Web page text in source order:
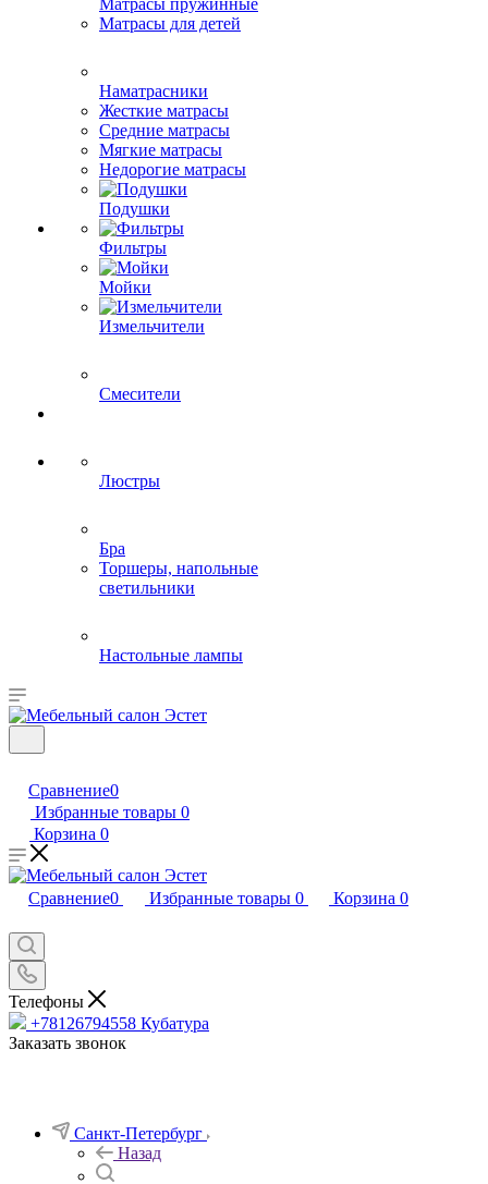
Матрасы пружинные
Матрасы для детей
Наматрасники
Жесткие матрасы
Средние матрасы
Мягкие матрасы
Недорогие матрасы
Подушки
Фильтры
Мойки
Измельчители
Смесители
Люстры
Бра
Торшеры, напольные
светильники
Настольные лампы
Сравнение0
Избранные товары 0
Корзина 0
Сравнение0 Избранные товары 0 Корзина 0
Телефоны
+78126794558 Кубатура
Заказать звонок
Санкт-Петербург
Назад